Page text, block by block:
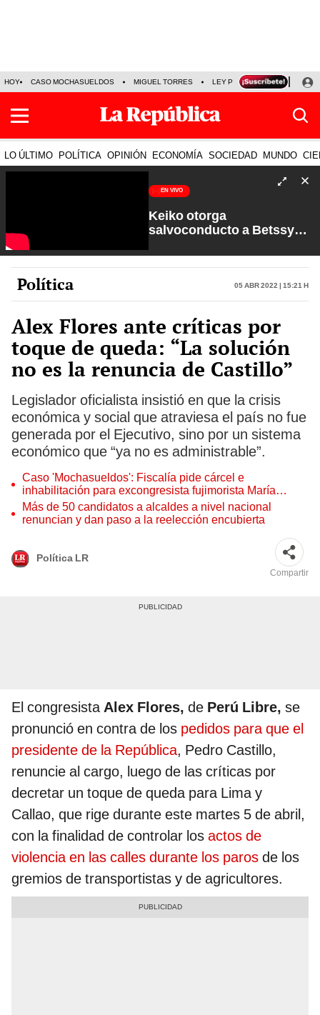
HOY CASO MOCHASUELDOS MIGUEL TORRES LEY PULPÍN PRECIO DEL
LO ÚLTIMO POLÍTICA OPINIÓN ECONOMÍA SOCIEDAD MUNDO
EN VIVO
Keiko otorga
salvoconducto a Betssy
Petroperú | Sin Guion con
Rosa María Palacios
Política 05 Abr 2022 | 15:21 h
Alex Flores ante críticas por
toque de queda: “La solución
no es la renuncia de Castillo”
Legislador oficialista insistió en que la crisis
económica y social que atraviesa el país no fue
generada por el Ejecutivo, sino por un sistema
económico que “ya no es administrable”.
Caso 'Mochasueldos': Fiscalía pide cárcel e
inhabilitación para excongresista fujimorista María
Cordero Jon Tay
Más de 50 candidatos a alcaldes a nivel nacional
renuncian y dan paso a la reelección encubierta
Política LR
Compartir
El congresistaAlex Flores, de Perú Libre, se
pronunció en contra de los pedidos para que el
presidente de la República, Pedro Castillo,
renuncie al cargo, luego de las críticas por
decretar un toque de queda para Lima y
Callao, que rige durante este martes 5 de abril,
con la finalidad de controlar los actos de
violencia en las calles durante los paros de los
gremios de transportistas y de agricultores.